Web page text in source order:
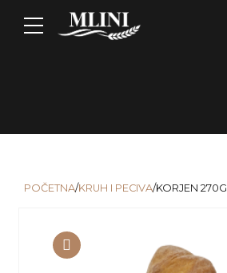
POČETNA/KRUH I PECIVA/KORJEN 270G